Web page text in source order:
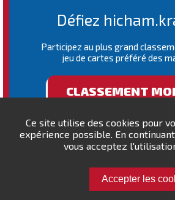
Ce site utilise des cookies pour
expérience possible. En
vous acceptez
Accepter les
Défiez
Participez au plus grand
jeu de cartes préféré des
CLASSEMENT